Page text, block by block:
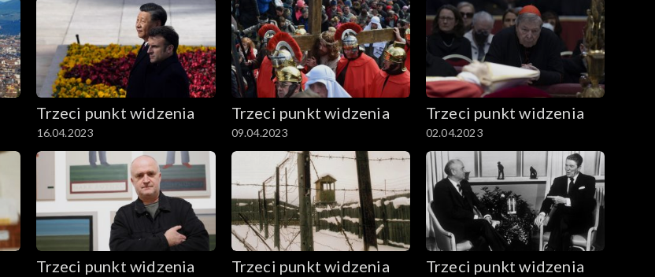
Trzeci punkt widzenia
16.04.2023
Trzeci punkt widzenia
09.04.2023
Trzeci punkt widzenia
02.04.2023
Trzeci punkt widzenia Trzeci punkt widzenia Trzeci punkt widzenia